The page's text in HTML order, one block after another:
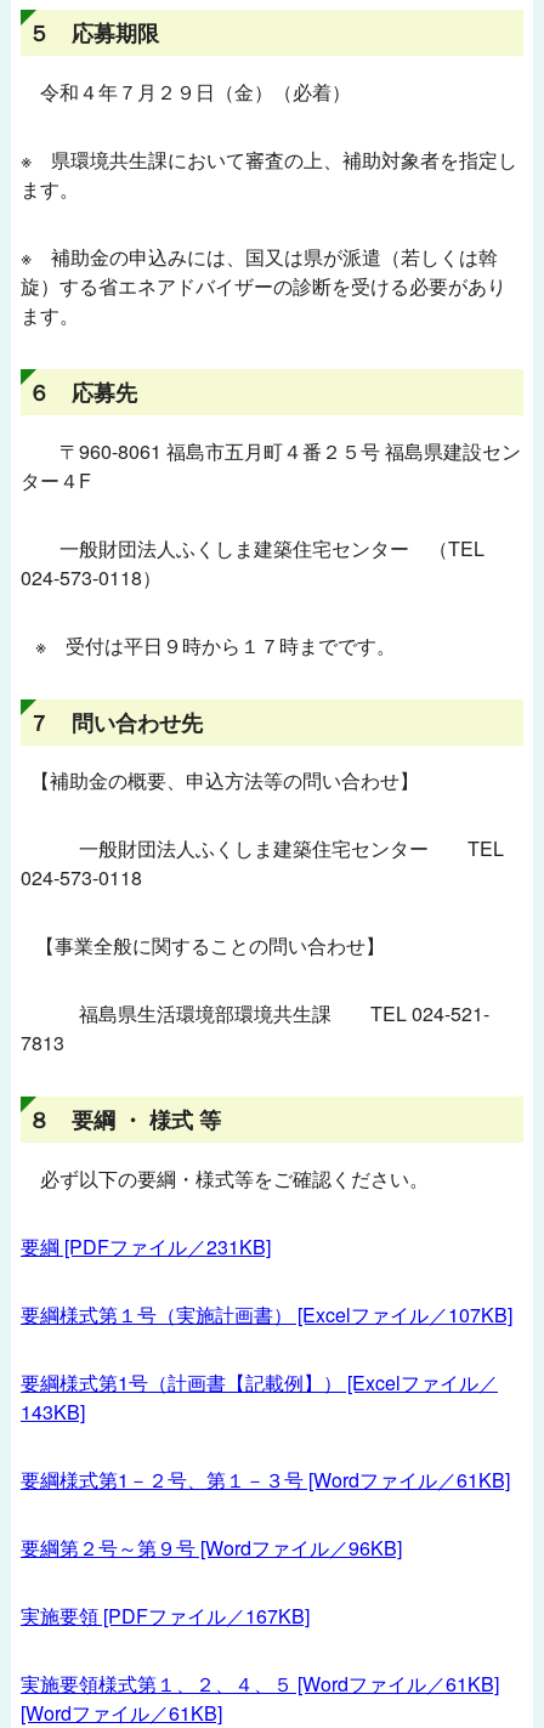
５ 応募期限
令和４年７月２９日（金）（必着）
※ 県環境共生課において審査の上、補助対象者を指定し
ます。
※ 補助金の申込みには、国又は県が派遣（若しくは斡
旋）する省エネアドバイザーの診断を受ける必要があり
ます。
６ 応募先
〒960-8061 福島市五月町４番２５号 福島県建設セン
ター４F
一般財団法人ふくしま建築住宅センター （TEL
024-573-0118）
※ 受付は平日９時から１７時までです。
７ 問い合わせ先
【補助金の概要、申込方法等の問い合わせ】
一般財団法人ふくしま建築住宅センター TEL
024-573-0118
【事業全般に関することの問い合わせ】
福島県生活環境部環境共生課 TEL 024-521-
7813
８ 要綱 ・ 様式 等
必ず以下の要綱・様式等をご確認ください。
要綱 [PDFファイル／231KB]
要綱様式第１号（実施計画書） [Excelファイル／107KB]
要綱様式第1号（計画書【記載例】） [Excelファイル／
143KB]
要綱様式第1－２号、第１－３号 [Wordファイル／61KB]
要綱第２号～第９号 [Wordファイル／96KB]
実施要領 [PDFファイル／167KB]
実施要領様式第１、２、４、５ [Wordファイル／61KB]
[Wordファイル／61KB]